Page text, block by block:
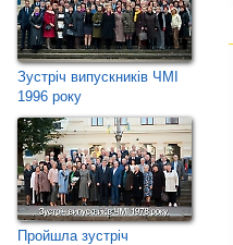
Зустріч випускників ЧМІ
1996 року
Пройшла зустріч